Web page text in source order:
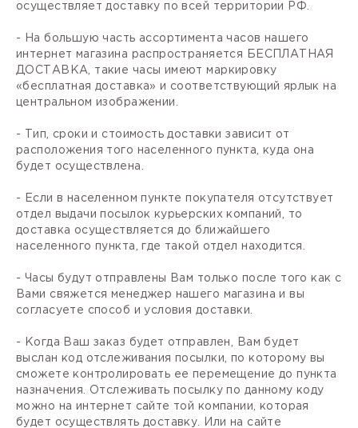
осуществляет доставку по всей территории РФ.
- На большую часть ассортимента часов нашего
интернет магазина распространяется БЕСПЛАТНАЯ
ДОСТАВКА, такие часы имеют маркировку
«бесплатная доставка» и соответствующий ярлык на
центральном изображении.
- Тип, сроки и стоимость доставки зависит от
расположения того населенного пункта, куда она
будет осуществлена.
- Если в населенном пункте покупателя отсутствует
отдел выдачи посылок курьерских компаний, то
доставка осуществляется до ближайшего
населенного пункта, где такой отдел находится.
- Часы будут отправлены Вам только после того как с
Вами свяжется менеджер нашего магазина и вы
согласуете способ и условия доставки.
- Когда Ваш заказ будет отправлен, Вам будет
выслан код отслеживания посылки, по которому вы
сможете контролировать ее перемещение до пункта
назначения. Отслеживать посылку по данному коду
можно на интернет сайте той компании, которая
будет осуществлять доставку. Или на сайте